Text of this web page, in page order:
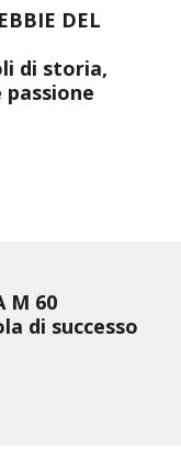
DEL
di storia,
passione
M 60
di successo